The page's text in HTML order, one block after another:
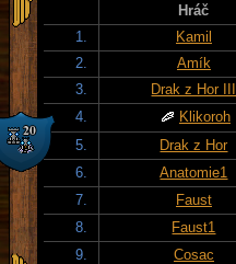
Hráč
1.
Kamil
2.
Amík
3.
Drak z Hor III
4.
Klikoroh
5.
Drak z Hor
6.
Anatomie1
7.
Faust
8.
Faust1
9.
Cosac